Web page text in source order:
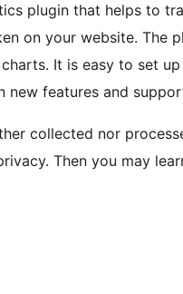
plugin that helps to
on your website. The
It is easy to set
features and
collected nor
Then you may